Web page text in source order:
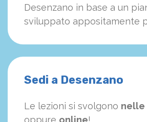
Desenzano in base a un
sviluppato appositamente
Sedi a Desenzano
Le lezioni si svolgono nelle
oppure online!